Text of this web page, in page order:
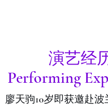
演艺经
Performing
廖天驹10岁即获邀赴